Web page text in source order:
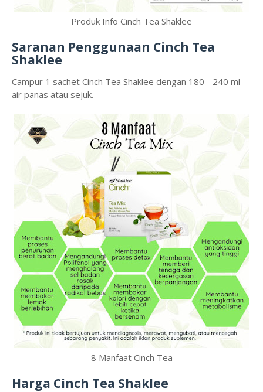
Produk Info Cinch Tea Shaklee
Saranan Penggunaan Cinch Tea
Shaklee
Campur 1 sachet Cinch Tea Shaklee dengan 180 - 240 ml
air panas atau sejuk.
8 Manfaat Cinch Tea
Harga Cinch Tea Shaklee